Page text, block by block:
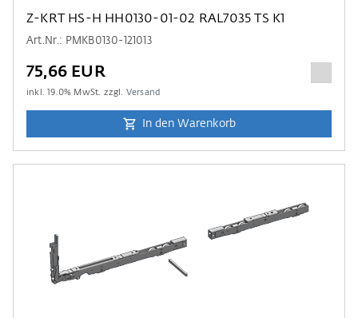
Z-KRT HS-H HH0130-01-02 RAL7035 TS K1
Art.Nr.: PMKB0130-121013
75,66 EUR
inkl.19.0% MwSt. zzgl. Versand
In den Warenkorb